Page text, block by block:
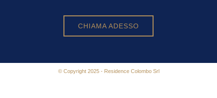
CHIAMA ADESSO
© Copyright 2025 - Residence Colombo Srl